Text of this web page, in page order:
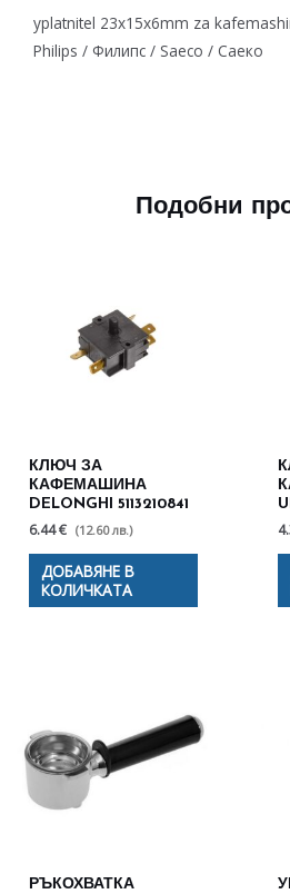
yplatnitel 23x15x6mm za
Philips / Филипс / Saeco / Саеко
Подобни
КЛЮЧ ЗА
КАФЕМАШИНА
DELONGHI 5113210841
6.44 € (12.60 лв.)
ДОБАВЯНЕ В
КОЛИЧКАТА
РЪКОХВАТКА